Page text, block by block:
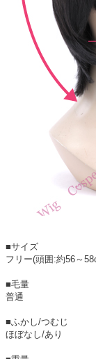
■サイズ
フリー(頭囲:約56～
■毛量
普通
■ふかし/つむじ
ほぼなし/あり